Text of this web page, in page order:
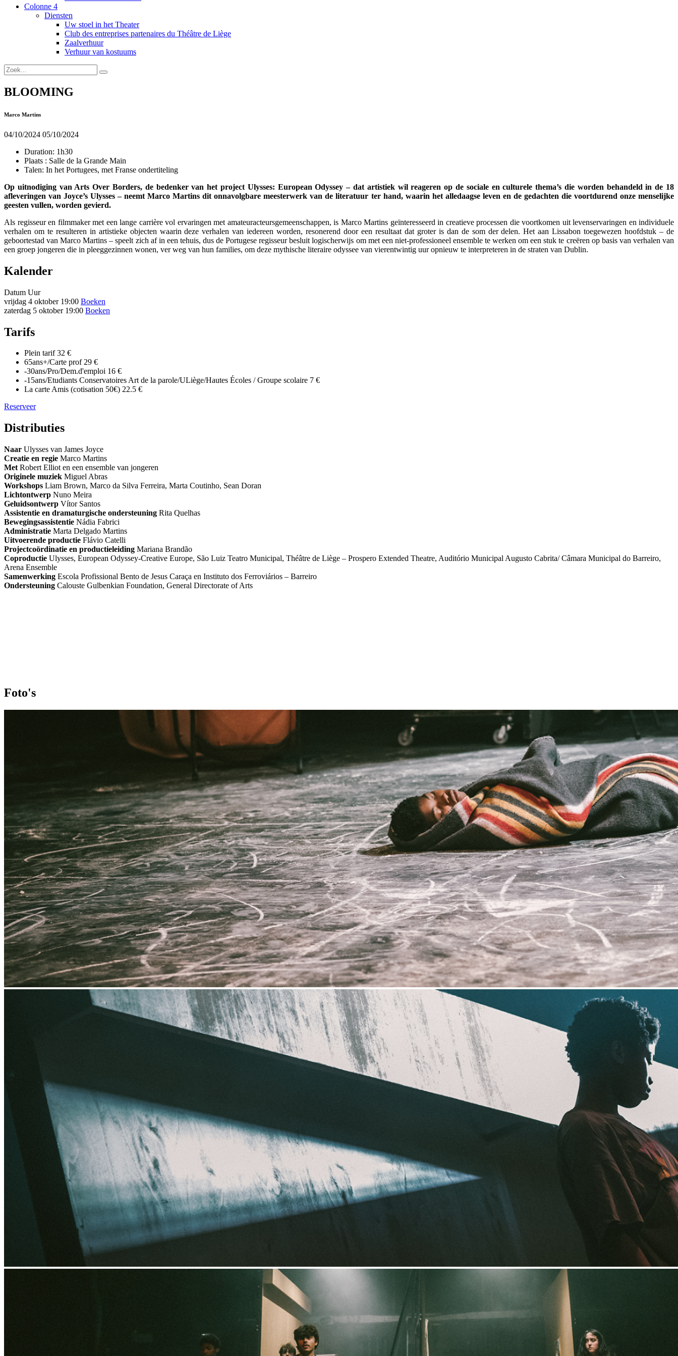
Colonne 4
Diensten
Uw stoel in het Theater
Club des entreprises partenaires du Théâtre de Liège
Zaalverhuur
Verhuur van kostuums
BLOOMING
Marco Martins
04/10/2024 05/10/2024
Duration: 1h30
Plaats : Salle de la Grande Main
Talen: In het Portugees, met Franse ondertiteling
Op uitnodiging van Arts Over Borders, de bedenker van het project Ulysses: European Odyssey – dat artistiek wil reageren op de sociale en culturele thema’s die worden behandeld in de 18
afleveringen van Joyce’s Ulysses – neemt Marco Martins dit onnavolgbare meesterwerk van de literatuur ter hand, waarin het alledaagse leven en de gedachten die voortdurend onze menselijke
geesten vullen, worden gevierd.
Als regisseur en filmmaker met een lange carrière vol ervaringen met amateuracteursgemeenschappen, is Marco Martins geïnteresseerd in creatieve processen die voortkomen uit levenservaringen en individuele
verhalen om te resulteren in artistieke objecten waarin deze verhalen van iedereen worden, resonerend door een resultaat dat groter is dan de som der delen. Het aan Lissabon toegewezen hoofdstuk – de
geboortestad van Marco Martins – speelt zich af in een tehuis, dus de Portugese regisseur besluit logischerwijs om met een niet-professioneel ensemble te werken om een stuk te creëren op basis van verhalen van
een groep jongeren die in pleeggezinnen wonen, ver weg van hun families, om deze mythische literaire odyssee van vierentwintig uur opnieuw te interpreteren in de straten van Dublin.
Kalender
Datum Uur
vrijdag 4 oktober 19:00 Boeken
zaterdag 5 oktober 19:00 Boeken
Tarifs
Plein tarif32 €
65ans+/Carte prof29 €
-30ans/Pro/Dem.d'emploi 16 €
-15ans/Etudiants Conservatoires Art de la parole/ULiège/Hautes Écoles / Groupe scolaire 7 €
La carte Amis (cotisation 50€) 22.5 €
Reserveer
Distributies
Naar Ulysses van James Joyce
Creatie en regie Marco Martins
Met Robert Elliot en een ensemble van jongeren
Originele muziek Miguel Abras
Workshops Liam Brown, Marco da Silva Ferreira, Marta Coutinho, Sean Doran
Lichtontwerp Nuno Meira
Geluidsontwerp Vítor Santos
Assistentie en dramaturgische ondersteuning Rita Quelhas
Bewegingsassistentie Nádia Fabrici
Administratie Marta Delgado Martins
Uitvoerende productie Flávio Catelli
Projectcoördinatie en productieleiding Mariana Brandão
Coproductie Ulysses, European Odyssey-Creative Europe, São Luiz Teatro Municipal, Théâtre de Liège – Prospero Extended Theatre, Auditório Municipal Augusto Cabrita/ Câmara Municipal do Barreiro,
Arena Ensemble
Samenwerking Escola Profissional Bento de Jesus Caraça en Instituto dos Ferroviários – Barreiro
Ondersteuning Calouste Gulbenkian Foundation, General Directorate of Arts
Foto's